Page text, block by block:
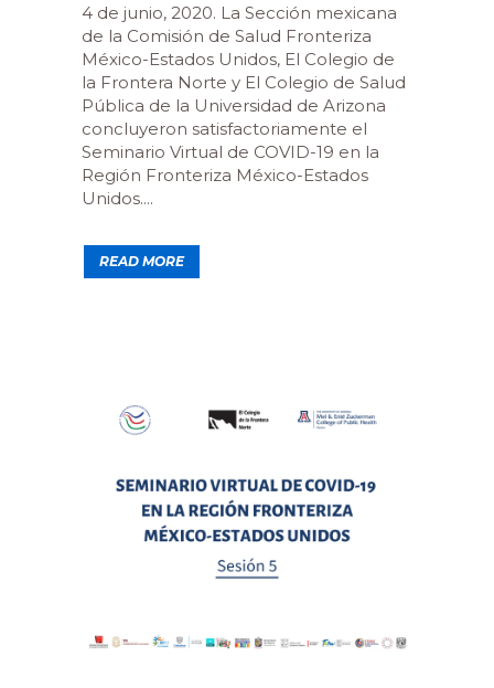
4 de junio, 2020. La Sección mexicana
de la Comisión de Salud Fronteriza
México-Estados Unidos, El Colegio de
la Frontera Norte y El Colegio de Salud
Pública de la Universidad de Arizona
concluyeron satisfactoriamente el
Seminario Virtual de COVID-19 en la
Región Fronteriza México-Estados
Unidos....
READ MORE